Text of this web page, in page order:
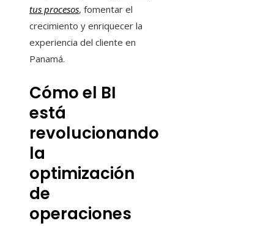
tus procesos, fomentar el
crecimiento y enriquecer la
experiencia del cliente en
Panamá.
Cómo el BI
está
revolucionando
la
optimización
de
operaciones